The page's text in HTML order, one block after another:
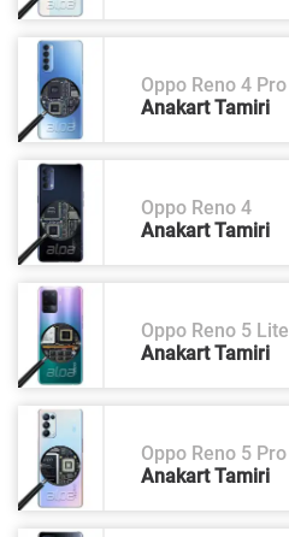
Oppo Reno 4 Pro
Anakart Tamiri
Oppo Reno 4
Anakart Tamiri
Oppo Reno 5 Lite
Anakart Tamiri
Oppo Reno 5 Pro
Anakart Tamiri